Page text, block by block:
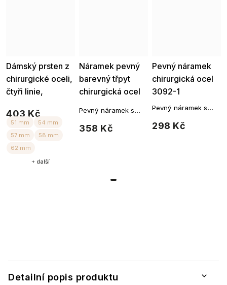
Detailní popis produktu
Dámský prsten z
chirurgické oceli,
čtyři linie,
403 Kč
+ další
Náramek pevný
barevný třpyt
chirurgická ocel
358 Kč
Pevný náramek s
Pevný náramek
chirurgická ocel
3092-1
298 Kč
Pevný náramek s